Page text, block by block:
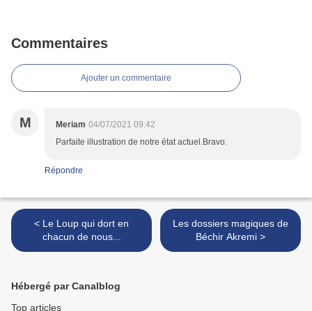
Commentaires
Ajouter un commentaire
M Meriam 04/07/2021 09:42
Parfaite illustration de notre état actuel.Bravo.
Répondre
< Le Loup qui dort en
chacun de nous...
Les dossiers magiques de
Béchir Akremi >
Hébergé par Canalblog
Top articles